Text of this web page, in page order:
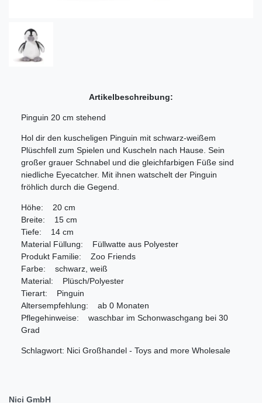
Artikelbeschreibung:
Pinguin 20 cm stehend
Hol dir den kuscheligen Pinguin mit schwarz-weißem
Plüschfell zum Spielen und Kuscheln nach Hause. Sein
großer grauer Schnabel und die gleichfarbigen Füße sind
niedliche Eyecatcher. Mit ihnen watschelt der Pinguin
fröhlich durch die Gegend.
Höhe: 20 cm
Breite: 15 cm
Tiefe: 14 cm
Material Füllung: Füllwatte aus Polyester
Produkt Familie: Zoo Friends
Farbe: schwarz, weiß
Material: Plüsch/Polyester
Tierart: Pinguin
Altersempfehlung: ab 0 Monaten
Pflegehinweise: waschbar im Schonwaschgang bei 30
Grad
Schlagwort: Nici Großhandel - Toys and more Wholesale
Nici GmbH